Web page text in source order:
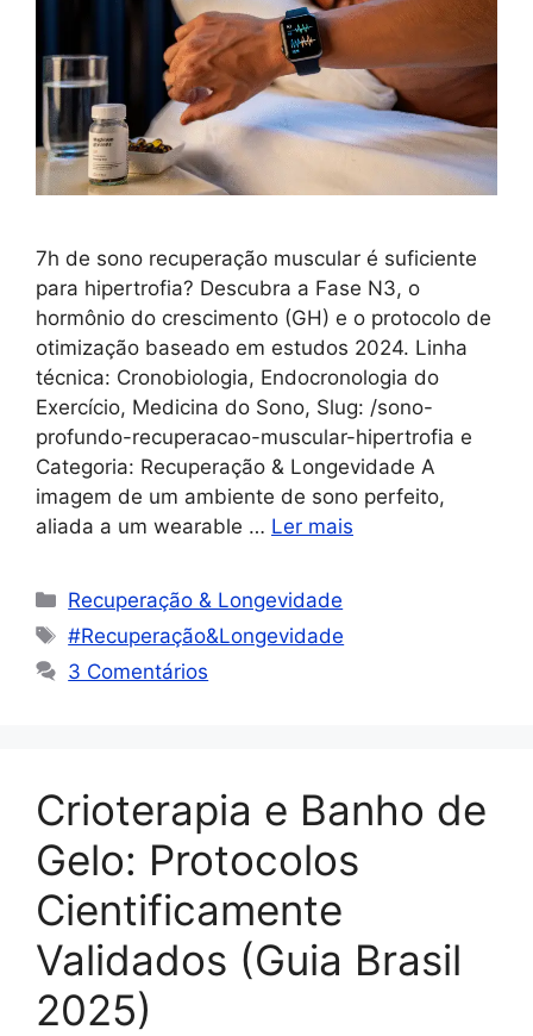
7h de sono recuperação muscular é suficiente
para hipertrofia? Descubra a Fase N3, o
hormônio do crescimento (GH) e o protocolo de
otimização baseado em estudos 2024. Linha
técnica: Cronobiologia, Endocronologia do
Exercício, Medicina do Sono, Slug: /sono-
profundo-recuperacao-muscular-hipertrofia e
Categoria: Recuperação & Longevidade A
imagem de um ambiente de sono perfeito,
aliada a um wearable … Ler mais
Recuperação & Longevidade
#Recuperação&Longevidade
3 Comentários
Crioterapia e Banho de
Gelo: Protocolos
Cientificamente
Validados (Guia Brasil
2025)